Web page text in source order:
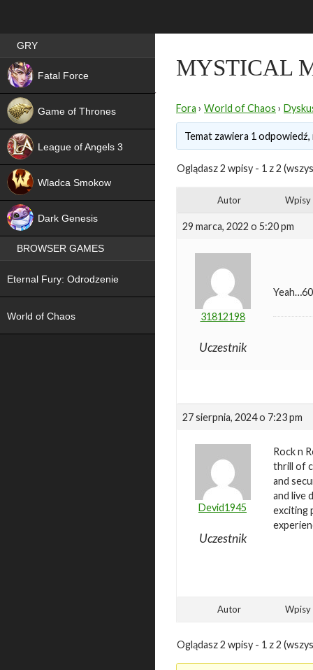
MYSTICAL
Fora › World of Chaos ›
Temat zawiera 1
Oglądasz 2 wpisy - 1 z 2
Autor Wpisy
29 marca, 2022 o 5:20 pm
31812198
Uczestnik
27 sierpnia, 2024 o 7:23 pm
Devid1945
Uczestnik
Rock n
thrill of
and
and live
exciting
Autor Wpisy
Oglądasz 2 wpisy - 1 z 2
Best RPG games in Poland
GRY
Fatal Force
Game of Thrones
League of Angels 3
Wladca Smokow
Dark Genesis
BROWSER GAMES
Eternal Fury: Odrodzenie
World of Chaos